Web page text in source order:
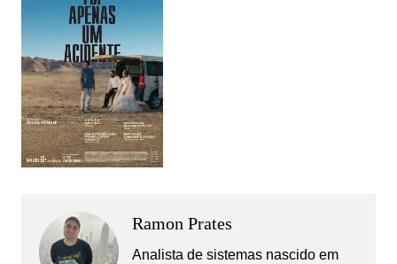
Ramon Prates
Analista de sistemas nascido em